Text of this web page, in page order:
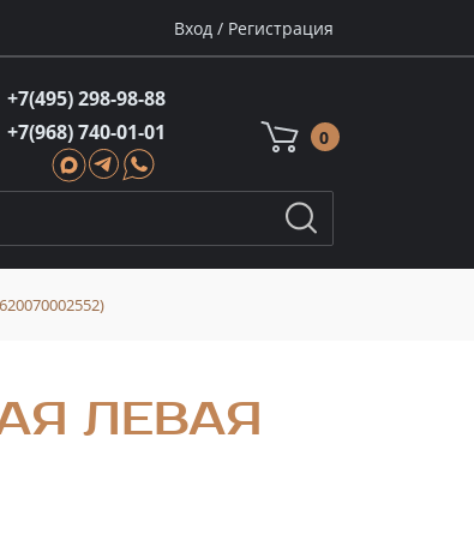
Вход / Регистрация
+7(495) 298-98-88
+7(968) 740-01-01
0
ЛЕВАЯ